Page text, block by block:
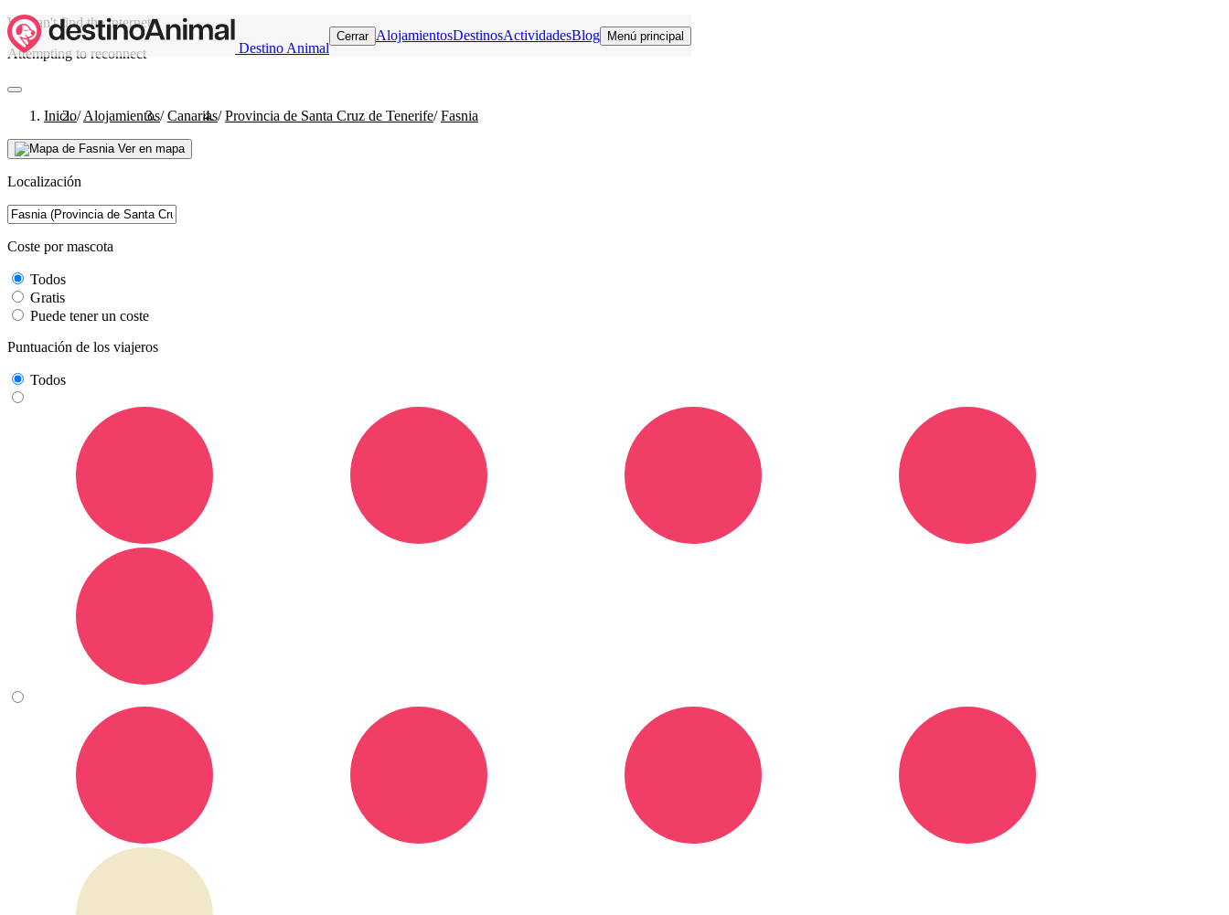
Destino Animal
Cerrar AlojamientosDestinosActividadesBlog Menú principal
We can't find the internet
Attempting to reconnect
Inicio/ Alojamientos/ Canarias/ Provincia de Santa Cruz de Tenerife/ Fasnia
Ver en mapa
Localización
Coste por mascota
Todos
Gratis
Puede tener un coste
Puntuación de los viajeros
Todos